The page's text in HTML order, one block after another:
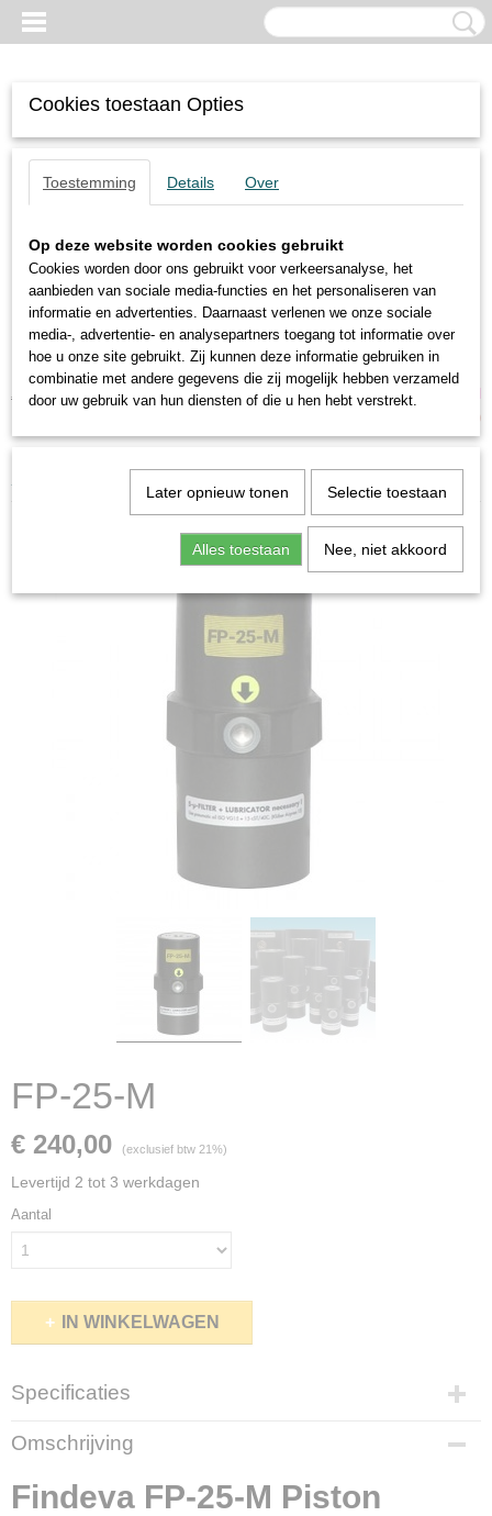
Inloggen Registreren
UW WINKELWAGEN
(0)
Home
FP-25-M
€ 240,00 (exclusief btw 21%)
Levertijd 2 tot 3 werkdagen
Aantal
IN WINKELWAGEN
Specificaties
Productcode
FP25M
Bruto gewicht
4,00 Kg
Omschrijving
Findeva FP-25-M Piston
Cookies toestaan Opties
Toestemming Details Over
Op deze website worden cookies gebruikt
Cookies worden door ons gebruikt voor verkeersanalyse, het
aanbieden van sociale media-functies en het personaliseren van
informatie en advertenties. Daarnaast verlenen we onze sociale
media-, advertentie- en analysepartners toegang tot informatie over
hoe u onze site gebruikt. Zij kunnen deze informatie gebruiken in
combinatie met andere gegevens die zij mogelijk hebben verzameld
door uw gebruik van hun diensten of die u hen hebt verstrekt.
Later opnieuw tonen Selectie toestaan
Alles toestaan Nee, niet akkoord